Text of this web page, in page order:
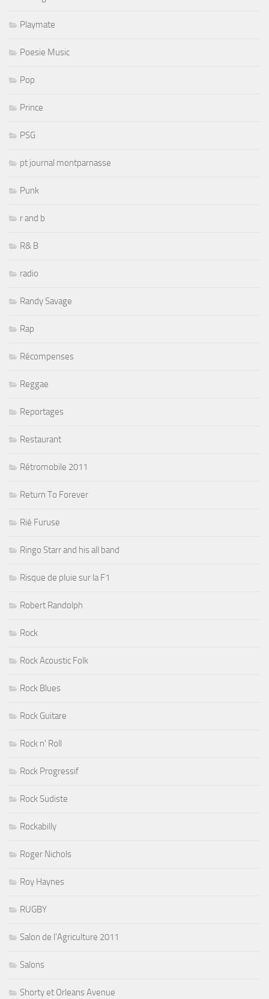
Playmate
Poesie Music
Pop
Prince
PSG
pt journal montparnasse
Punk
r and b
R& B
radio
Randy Savage
Rap
Récompenses
Reggae
Reportages
Restaurant
Rétromobile 2011
Return To Forever
Rié Furuse
Ringo Starr and his all band
Risque de pluie sur la F1
Robert Randolph
Rock
Rock Acoustic Folk
Rock Blues
Rock Guitare
Rock n' Roll
Rock Progressif
Rock Sudiste
Rockabilly
Roger Nichols
Roy Haynes
RUGBY
Salon de l'Agriculture 2011
Salons
Shorty et Orleans Avenue